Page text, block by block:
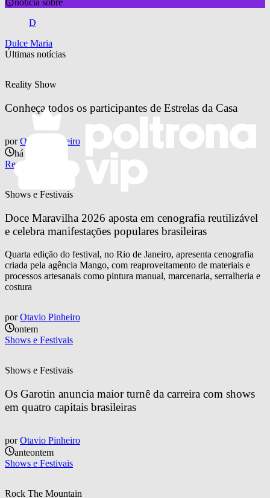
notícia sobre
D
Dulce Maria
Últimas notícias
Reality Show
Conheça todos os participantes de Estrelas da Casa
por Otavio Pinheiro
há 10 horas
Reality Show
Shows e Festivais
Doce Maravilha 2026 aposta em cenografia reutilizável
e celebra manifestações populares brasileiras
Quarta edição do festival, no Rio de Janeiro, apresenta cenografia
criada pela agência Mango, com reaproveitamento de materiais e
processos artesanais como pintura manual, marcenaria, serralheria e
costura
por Otavio Pinheiro
ontem
Shows e Festivais
Shows e Festivais
Os Garotin anuncia maior turnê da carreira com shows
em quatro capitais brasileiras
por Otavio Pinheiro
anteontem
Shows e Festivais
Rock The Mountain